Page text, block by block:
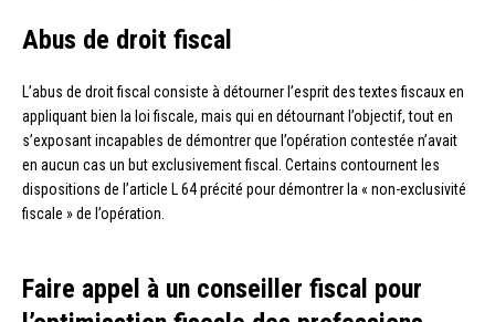
Abus de droit fiscal
L’abus de droit fiscal consiste à détourner l’esprit des textes fiscaux en
appliquant bien la loi fiscale, mais qui en détournant l’objectif, tout en
s’exposant incapables de démontrer que l’opération contestée n’avait
en aucun cas un but exclusivement fiscal. Certains contournent les
dispositions de l’article L 64 précité pour démontrer la « non-exclusivité
fiscale » de l’opération.
Faire appel à un conseiller fiscal pour